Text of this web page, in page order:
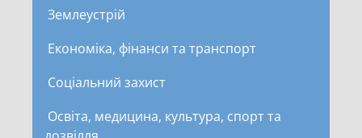
Землеустрій
Економіка, фінанси та транспорт
Соціальний захист
Освіта, медицина, культура, спорт та